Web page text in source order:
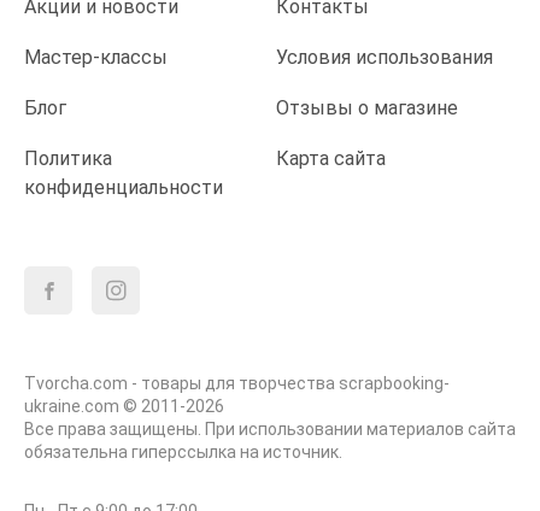
Акции и новости Контакты
Мастер-классы Условия использования
Блог Отзывы о магазине
Политика
конфиденциальности
Карта сайта
Tvorcha.com - товары для творчества scrapbooking-
ukraine.com © 2011-2026
Все права защищены. При использовании материалов сайта
обязательна гиперссылка на источник.